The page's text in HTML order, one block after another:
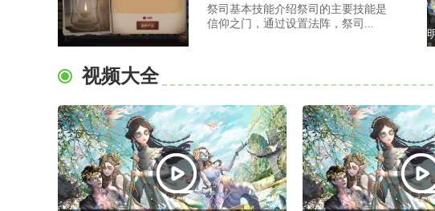
祭司基本技能介绍祭司的主要技能是
信仰之门，通过设置法阵，祭司...
视频大全